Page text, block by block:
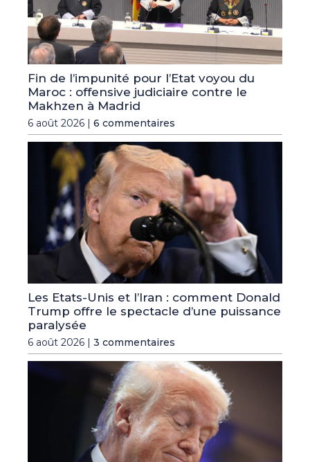
Fin de l’impunité pour l’Etat voyou du
Maroc : offensive judiciaire contre le
Makhzen à Madrid
6 août 2026 | 6 commentaires
Les Etats-Unis et l’Iran : comment Donald
Trump offre le spectacle d’une puissance
paralysée
6 août 2026 | 3 commentaires